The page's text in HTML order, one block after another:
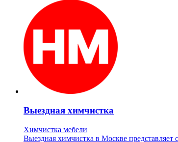
Выездная химчистка
Химчистка мебели
Выездная химчистка в Москве